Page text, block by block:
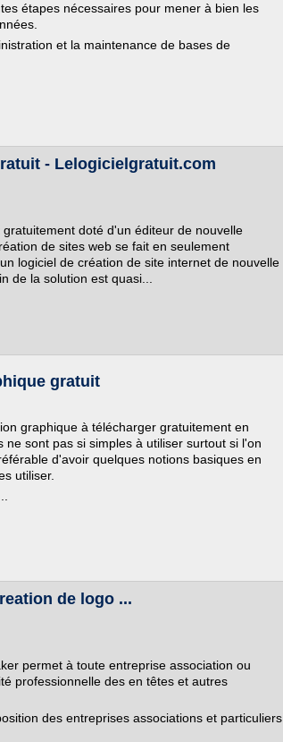
étapes nécessaires pour mener à bien les
et la maintenance de bases de
- Lelogicielgratuit.com
doté d'un éditeur de nouvelle
de sites web se fait en seulement
logiciel de création de site internet de nouvelle
de la solution est quasi...
gratuit
graphique à télécharger gratuitement en
sont pas si simples à utiliser surtout si l'on
d'avoir quelques notions basiques en
utiliser.
de logo ...
permet à toute entreprise association ou
professionnelle des en têtes et autres
des entreprises associations et particuliers